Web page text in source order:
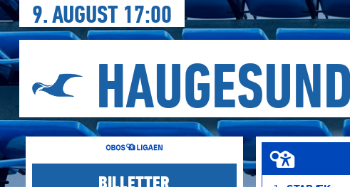
9. AUGUST 17:00
HAUGESUND
BILLETTER